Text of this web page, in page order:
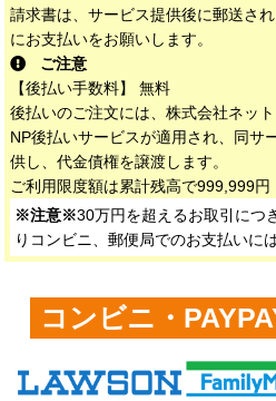
請求書は、サービス提供後に郵送さ
にお支払いをお願いします。
ご注意
【後払い手数料】 無料
後払いのご注文には、株式会社ネッ
NP後払いサービスが適用され、同サ
供し、代金債権を譲渡します。
ご利用限度額は累計残高で999,999円
※注意※30万円を超えるお取引につ
りコンビニ、郵便局でのお支払いに
コンビニ・